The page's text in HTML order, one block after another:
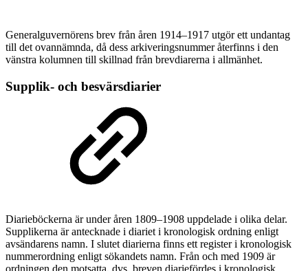
Generalguvernörens brev från åren 1914–1917 utgör ett undantag
till det ovannämnda, då dess arkiveringsnummer återfinns i den
vänstra kolumnen till skillnad från brevdiarerna i allmänhet.
Supplik- och besvärsdiarier
Diarieböckerna är under åren 1809–1908 uppdelade i olika delar.
Supplikerna är antecknade i diariet i kronologisk ordning enligt
avsändarens namn. I slutet diarierna finns ett register i kronologisk
nummerordning enligt sökandets namn. Från och med 1909 är